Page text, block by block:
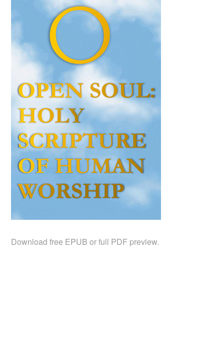
Download free EPUB or full PDF preview.